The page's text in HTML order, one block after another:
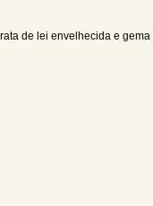
de lei envelhecida e